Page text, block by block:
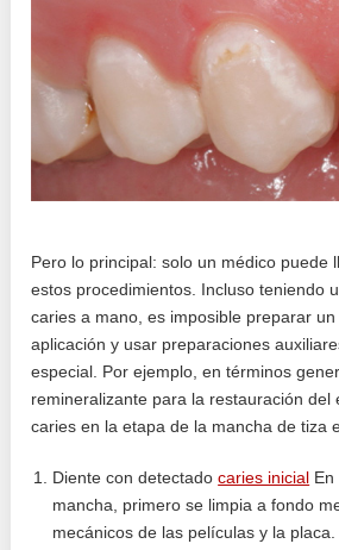
Pero lo principal: solo un médico puede
estos procedimientos. Incluso teniendo
caries a mano, es imposible preparar
aplicación y usar preparaciones
especial. Por ejemplo, en términos
remineralizante para la restauración del
caries en la etapa de la mancha de tiza
Diente con detectadocaries inicial En
mancha, primero se limpia a fondo
mecánicos de las películas y la placa.